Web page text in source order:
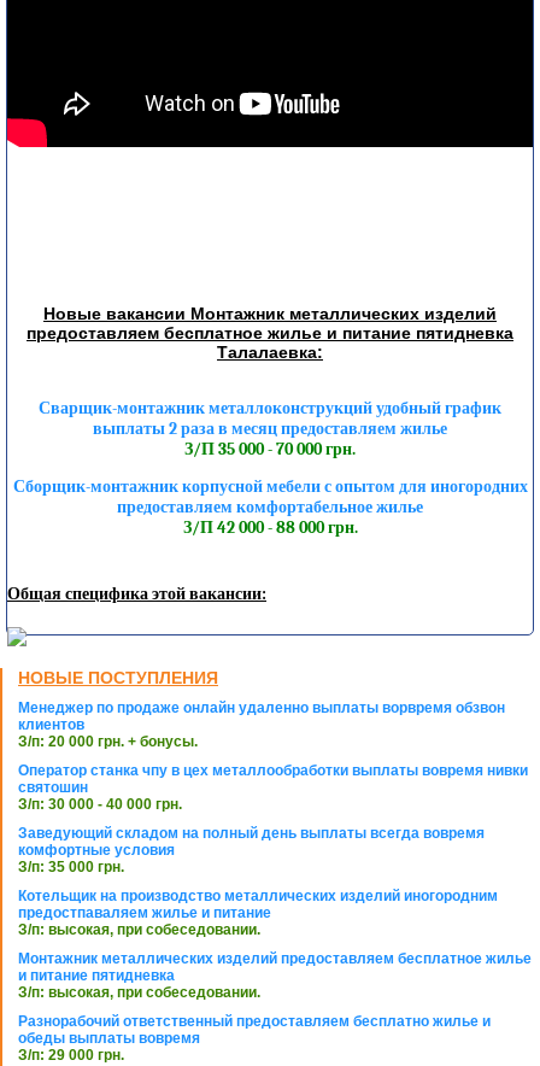
Новые вакансии Монтажник металлических изделий
предоставляем бесплатное жилье и питание пятидневка
Талалаевка:
Сварщик-монтажник металлоконструкций удобный график
выплаты 2 раза в месяц предоставляем жилье
З/П 35 000 - 70 000 грн.
Сборщик-монтажник корпусной мебели с опытом для иногородних
предоставляем комфортабельное жилье
З/П 42 000 - 88 000 грн.
Общая специфика этой вакансии:
НОВЫЕ ПОСТУПЛЕНИЯ
Менеджер по продаже онлайн удаленно выплаты ворвремя обзвон
клиентов
З/п: 20 000 грн. + бонусы.
Оператор станка чпу в цех металлообработки выплаты вовремя нивки
святошин
З/п: 30 000 - 40 000 грн.
Заведующий складом на полный день выплаты всегда вовремя
комфортные условия
З/п: 35 000 грн.
Котельщик на производство металлических изделий иногородним
предостпаваляем жилье и питание
З/п: высокая, при собеседовании.
Монтажник металлических изделий предоставляем бесплатное жилье
и питание пятидневка
З/п: высокая, при собеседовании.
Разнорабочий ответственный предоставляем бесплатно жилье и
обеды выплаты вовремя
З/п: 29 000 грн.